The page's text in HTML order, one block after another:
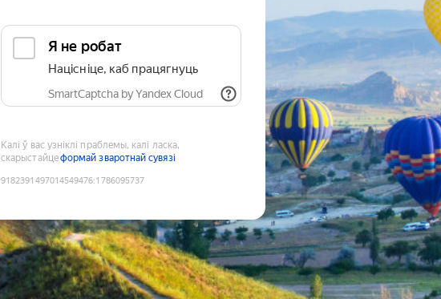
Я не робат
Націсніце, каб працягнуць
SmartCaptcha by Yandex Cloud
Калі ў вас узніклі праблемы, калі ласка,
скарыстайцеформай зваротнай сувязі
9182391497014549476:1786095737